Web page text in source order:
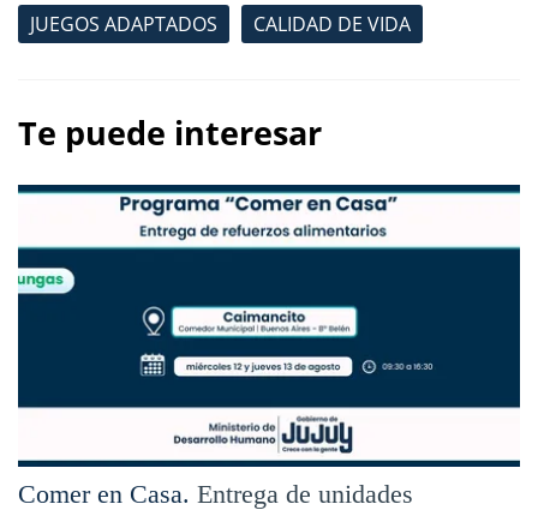
JUEGOS ADAPTADOS CALIDAD DE VIDA
Te puede interesar
Comer en Casa. Entrega de unidades